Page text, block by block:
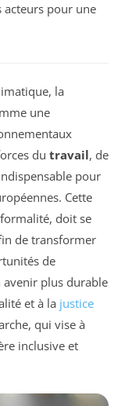
pour une
la
une
du travail, de
pour
Cette
doit se
de transformer
de
avenir plus durable
et à la justice
qui vise à
inclusive et